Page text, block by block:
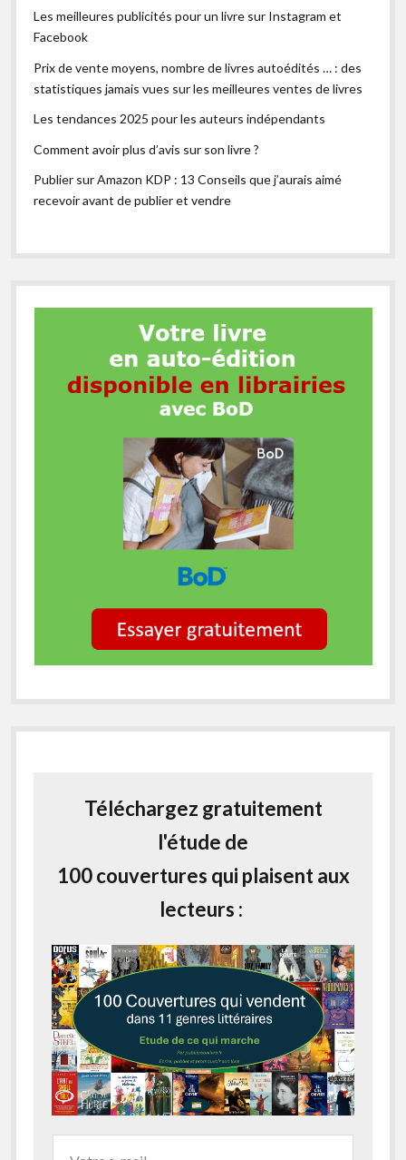
Les meilleures publicités pour un livre sur Instagram et
Facebook
Prix de vente moyens, nombre de livres autoédités … : des
statistiques jamais vues sur les meilleures ventes de livres
Les tendances 2025 pour les auteurs indépendants
Comment avoir plus d’avis sur son livre ?
Publier sur Amazon KDP : 13 Conseils que j’aurais aimé
recevoir avant de publier et vendre
Téléchargez gratuitement
l'étude de
100 couvertures qui plaisent aux
lecteurs :